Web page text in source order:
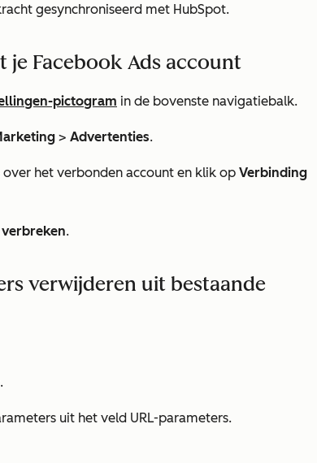
gesynchroniseerd met HubSpot.
je Facebook Ads account
pictogram in de bovenste navigatiebalk.
> Advertenties.
over het verbonden account en klik op Verbinding
.
verwijderen uit bestaande
uit het veld URL-parameters.